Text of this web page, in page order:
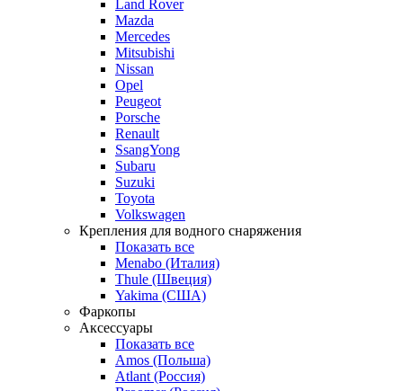
Land Rover
Mazda
Mercedes
Mitsubishi
Nissan
Opel
Peugeot
Porsche
Renault
SsangYong
Subaru
Suzuki
Toyota
Volkswagen
Крепления для водного снаряжения
Показать все
Menabo (Италия)
Thule (Швеция)
Yakima (США)
Фаркопы
Аксессуары
Показать все
Amos (Польша)
Atlant (Россия)